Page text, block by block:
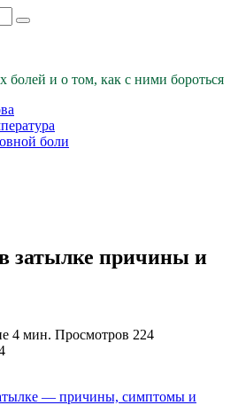
болей и о том, как с ними бороться
боли
затылке причины и
4 мин. Просмотров 224
— причины, симптомы и